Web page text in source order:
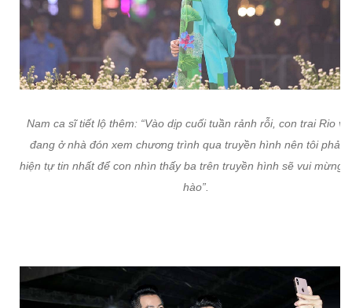
Nam ca sĩ tiết lộ thêm: “Vào dịp cuối tuần rảnh rỗi, con trai Rio
đang ở nhà đón xem chương trình qua truyền hình nên tôi phải
hiện tự tin nhất để con nhìn thấy ba trên truyền hình sẽ vui mừng
hào”.